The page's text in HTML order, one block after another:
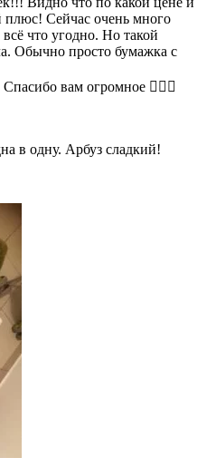
плюс! Сейчас очень много
что угодно. Но такой
Обычно просто бумажка с
вам огромное 👍🏼🌺
в одну. Арбуз сладкий!